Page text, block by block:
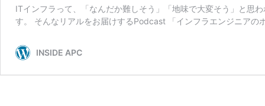
ITインフラって、「なんだか難しそう」「地味で大変そう」と思
す。 そんなリアルをお届けするPodcast 「インフラエンジニア
INSIDE APC